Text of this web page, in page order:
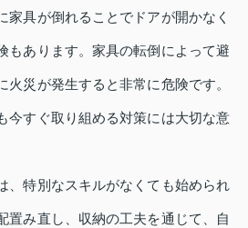
家具が倒れることでドアが開かなく
もあります。家具の転倒によって避
火災が発生すると非常に危険です。
今すぐ取り組める対策には大切な意
、特別なスキルがなくても始められ
置み直し、収納の工夫を通じて、自